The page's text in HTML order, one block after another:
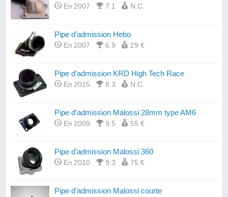
En 2007 7.1 N.C.
Pipe d'admission Hebo
En 2007 6.9 29 €
Pipe d'admission KRD High Tech Race
En 2015 8.3 N.C.
Pipe d'admission Malossi 28mm type AM6
En 2009 9.5 55 €
Pipe d'admission Malossi 360
En 2010 9.3 75 €
Pipe d'admission Malossi courte